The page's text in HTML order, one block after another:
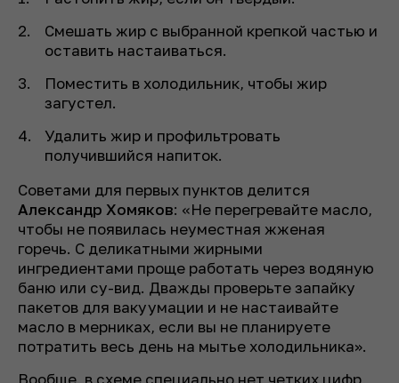
Смешать жир с выбранной крепкой частью и
оставить настаиваться.
Поместить в холодильник, чтобы жир
загустел.
Удалить жир и профильтровать
получившийся напиток.
Советами для первых пунктов делится
Александр Хомяков: «Не перегревайте масло,
чтобы не появилась неуместная жженая
горечь. С деликатными жирными
ингредиентами проще работать через водяную
баню или су-вид. Дважды проверьте запайку
пакетов для вакуумации и не настаивайте
масло в мерниках, если вы не планируете
потратить весь день на мытье холодильника».
Вообще, в схеме специально нет четких цифр,